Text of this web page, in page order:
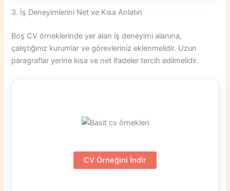
3. İş Deneyimlerini Net ve Kısa Anlatın
Boş CV örneklerinde yer alan iş deneyimi alanına,
çalıştığınız kurumlar ve görevleriniz eklenmelidir. Uzun
paragraflar yerine kısa ve net ifadeler tercih edilmelidir.
CV Örneğini İndir